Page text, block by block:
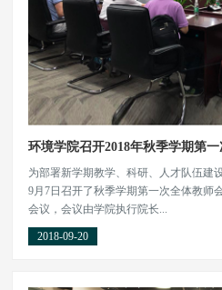
环境学院召开2018年秋季学期第
为部署新学期教学、科研、人才队伍建
9月7日召开了秋季学期第一次全体教师
会议，会议由学院执行院长...
2018-09-20